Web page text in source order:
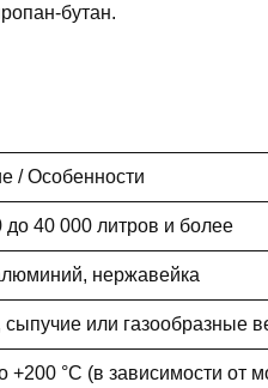
бутан.
/ Особенности
до 40 000 литров и более
нержавейка
или газообразные
+200 °C (в зависимости от